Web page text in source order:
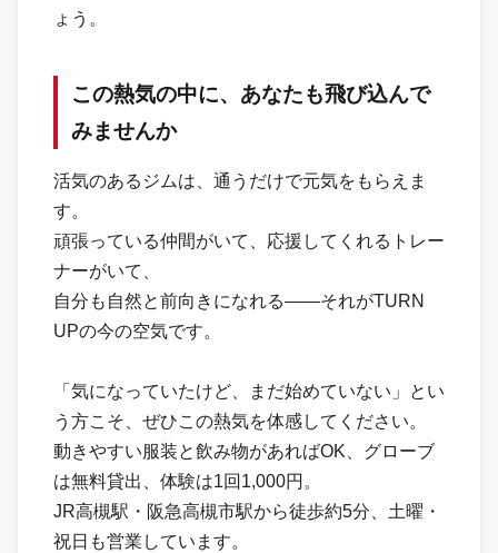
ょう。
この熱気の中に、あなたも飛び込んで
みませんか
活気のあるジムは、通うだけで元気をもらえま
す。
頑張っている仲間がいて、応援してくれるトレー
ナーがいて、
自分も自然と前向きになれる——それがTURN
UPの今の空気です。
「気になっていたけど、まだ始めていない」とい
う方こそ、ぜひこの熱気を体感してください。
動きやすい服装と飲み物があればOK、グローブ
は無料貸出、体験は1回1,000円。
JR高槻駅・阪急高槻市駅から徒歩約5分、土曜・
祝日も営業しています。